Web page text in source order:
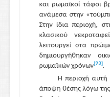
και ρωμαϊκοί τάφοι
ανάμεσα στην
Στην ίδια περιοχή,
κλασικού
λειτουργεί στα
δημιουργήθηκαν
ρωμαϊκών χρόνων [93] .
Η περιοχή
άποψη θέσης λόγω